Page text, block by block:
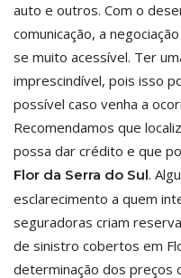
auto e outros. Com o
comunicação, a
se muito acessível. Ter
imprescindível, pois isso
possível caso venha a
Recomendamos que
possa dar crédito e que
Flor da Serra do Sul.
esclarecimento a quem
seguradoras criam
de sinistro cobertos em
determinação dos preços